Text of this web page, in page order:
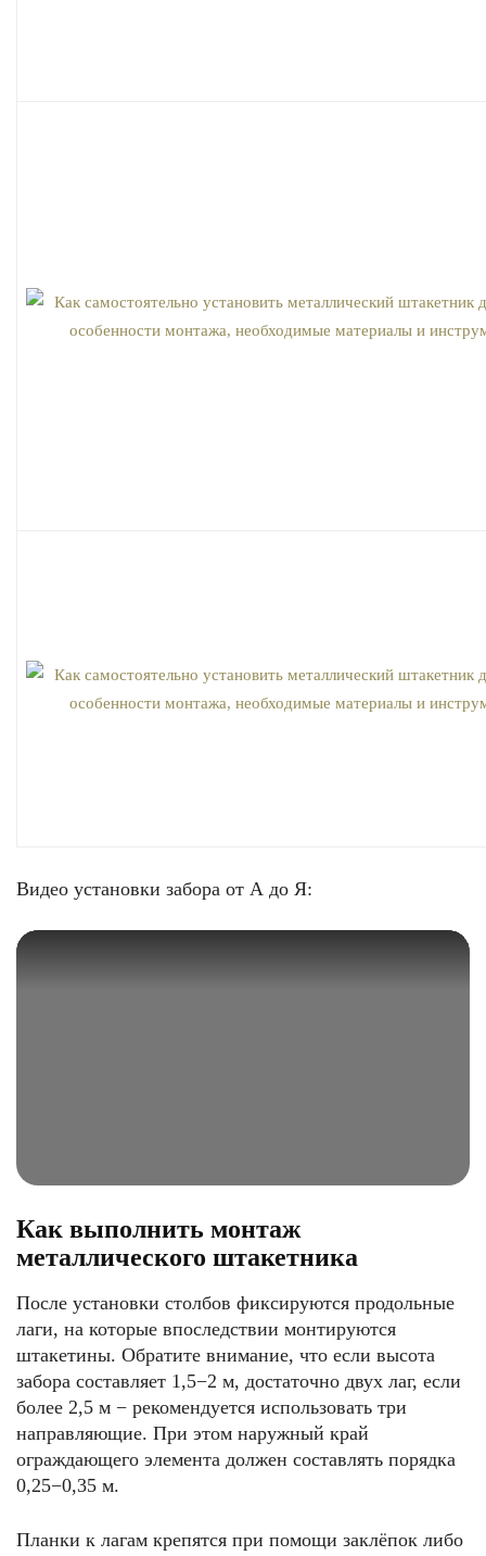
Видео установки забора от А до Я:
Как выполнить монтаж
металлического штакетника
После установки столбов фиксируются продольные
лаги, на которые впоследствии монтируются
штакетины. Обратите внимание, что если высота
забора составляет 1,5−2 м, достаточно двух лаг, если
более 2,5 м − рекомендуется использовать три
направляющие. При этом наружный край
ограждающего элемента должен составлять порядка
0,25−0,35 м.
Планки к лагам крепятся при помощи заклёпок либо